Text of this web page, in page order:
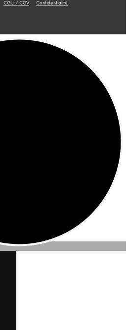
CGU / CGV Confidentialité